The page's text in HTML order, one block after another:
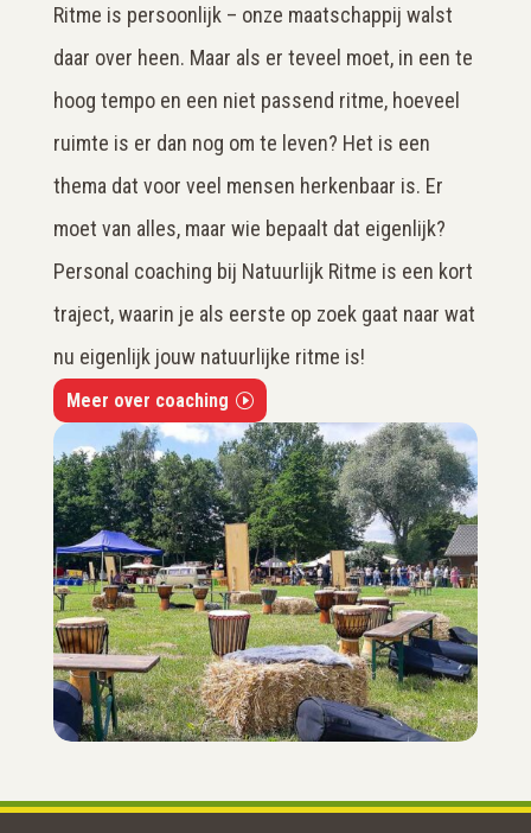
Ritme is persoonlijk – onze maatschappij walst
daar over heen. Maar als er teveel moet, in een te
hoog tempo en een niet passend ritme, hoeveel
ruimte is er dan nog om te leven? Het is een
thema dat voor veel mensen herkenbaar is. Er
moet van alles, maar wie bepaalt dat eigenlijk?
Personal coaching bij Natuurlijk Ritme is een kort
traject, waarin je als eerste op zoek gaat naar wat
nu eigenlijk jouw natuurlijke ritme is!
Meer over coaching